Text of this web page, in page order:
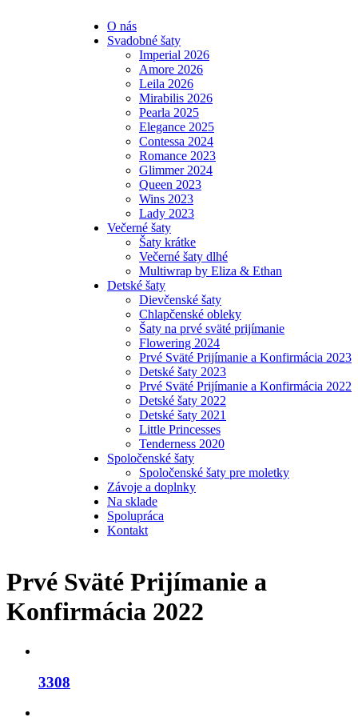
O nás
Svadobné šaty
Imperial 2026
Amore 2026
Leila 2026
Mirabilis 2026
Pearla 2025
Elegance 2025
Contessa 2024
Romance 2023
Glimmer 2024
Queen 2023
Wins 2023
Lady 2023
Večerné šaty
Šaty krátke
Večerné šaty dlhé
Multiwrap by Eliza & Ethan
Detské šaty
Dievčenské šaty
Chlapčenské obleky
Šaty na prvé sväté prijímanie
Flowering 2024
Prvé Sväté Prijímanie a Konfirmácia 2023
Detské šaty 2023
Prvé Sväté Prijímanie a Konfirmácia 2022
Detské šaty 2022
Detské šaty 2021
Little Princesses
Tenderness 2020
Spoločenské šaty
Spoločenské šaty pre moletky
Závoje a doplnky
Na sklade
Spolupráca
Kontakt
Prvé Sväté Prijímanie a
Konfirmácia 2022
3308